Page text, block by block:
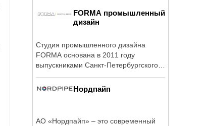
FORMA промышленный
дизайн
Студия промышленного дизайна
FORMA основана в 2011 году
выпускниками Санкт-Петербургского
Нордпайп
АО «Нордпайп» – это современный